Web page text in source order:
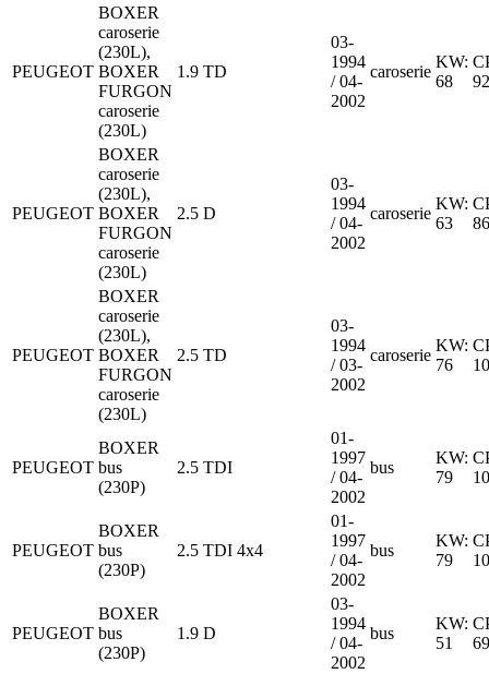
PEUGEOT
BOXER
caroserie
(230L),
BOXER
FURGON
caroserie
(230L)
1.9 TD
03-
1994
/ 04-
2002
caroserie
KW:
68
92
PEUGEOT
BOXER
caroserie
(230L),
BOXER
FURGON
caroserie
(230L)
2.5 D
03-
1994
/ 04-
2002
caroserie
KW:
63
86
PEUGEOT
BOXER
caroserie
(230L),
BOXER
FURGON
caroserie
(230L)
2.5 TD
03-
1994
/ 03-
2002
caroserie
KW:
76
PEUGEOT
BOXER
bus
(230P)
2.5 TDI
01-
1997
/ 04-
2002
bus
KW:
79
PEUGEOT
BOXER
bus
(230P)
2.5 TDI 4x4
01-
1997
/ 04-
2002
bus
KW:
79
PEUGEOT
BOXER
bus
(230P)
1.9 D
03-
1994
/ 04-
2002
bus
KW:
51
69